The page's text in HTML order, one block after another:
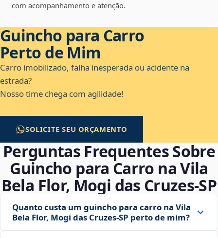
com acompanhamento e atenção.
Guincho para Carro
Perto de Mim
Carro imobilizado, falha inesperada ou acidente na
estrada?
Nosso time chega com agilidade!
SOLICITE SEU ORÇAMENTO
Perguntas Frequentes Sobre
Guincho para Carro na Vila
Bela Flor, Mogi das Cruzes‑SP
Quanto custa um guincho para carro na Vila
Bela Flor, Mogi das Cruzes‑SP perto de mim?